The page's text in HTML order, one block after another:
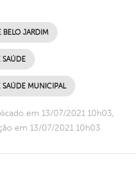
BELO JARDIM
SAÚDE
SAÚDE MUNICIPAL
em 13/07/2021 10h03,
em 13/07/2021 10h03